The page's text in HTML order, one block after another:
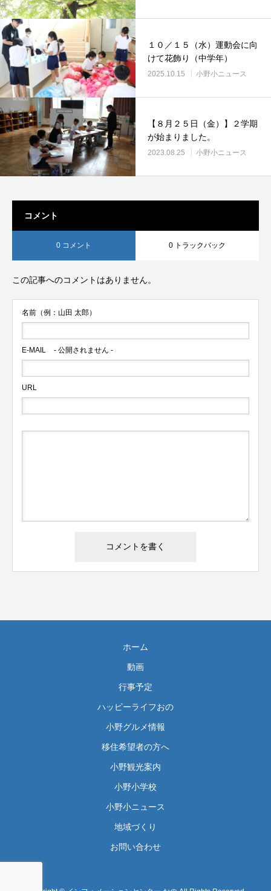
１０／１５（水）運動会に向
けて花飾り（中学年）
2025.10.15 小野小ニュース
【８月２５日（金）】２学期
が始まりました。
2023.08.25 小野小ニュース
コメント
0 コメント 0 トラックバック
この記事へのコメントはありません。
名前（例：山田 太郎）
E-MAIL - 公開されません -
URL
ホーム
動画
行事予定
ハッピーライフおの
小野グルメ情報
移住希望者の方へ
小野観光案内
小野小学校
小野小ニュース
地域づくり
お問い合わせ